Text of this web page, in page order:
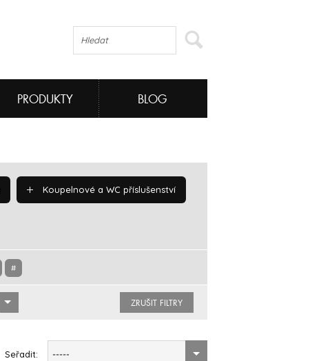
PRODUKTY BLOG
Koupelnové a WC příslušenství
#
ZRUŠIT FILTRY
Seřadit: -----